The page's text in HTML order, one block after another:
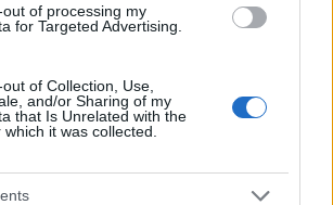
of processing my
for Targeted Advertising.
of Collection, Use,
and/or Sharing of my
that Is Unrelated with the
it was collected.
versión web. Podréis jugar en Comunio
mismos nombres de usuario y
Transferir Comunidad » se la abrirá una
elegir la edición a la que quiere
(en el caso de la Champions,
debe empezar cada mánager en